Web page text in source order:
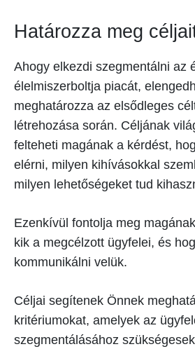
Határozza meg
Ahogy elkezdi szegmentálni az
élelmiszerboltja piacát,
meghatározza az elsődleges
létrehozása során. Céljának
felteheti magának a kérdést,
elérni, milyen kihívásokkal
milyen lehetőségeket tud
Ezenkívül fontolja meg
kik a megcélzott ügyfelei, és
kommunikálni velük.
Céljai segítenek Önnek
kritériumokat, amelyek az
szegmentálásához